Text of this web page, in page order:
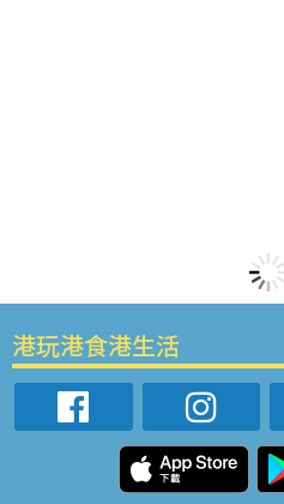
港玩港食港生活